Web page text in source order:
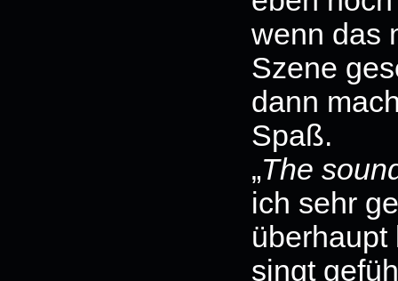
wenn das
Szene
dann
Spaß.
„The
ich sehr
überhaupt
singt